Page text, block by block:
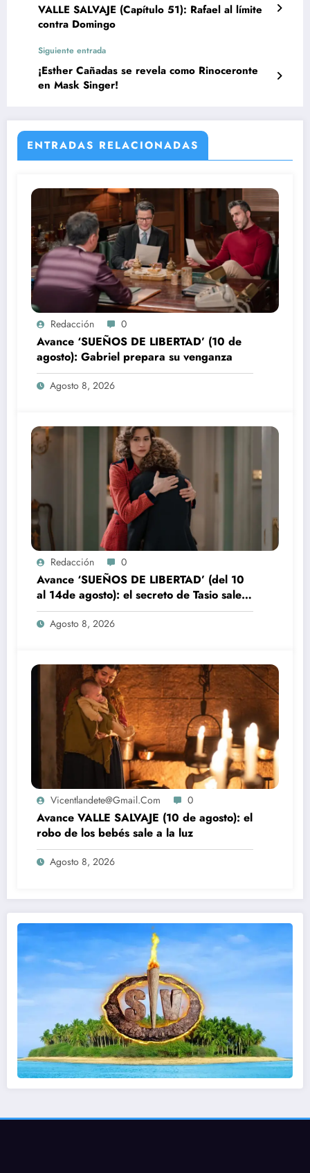
VALLE SALVAJE (Capítulo 51): Rafael al límite
contra Domingo
Siguiente entrada
¡Esther Cañadas se revela como Rinoceronte
en Mask Singer!
ENTRADAS RELACIONADAS
Redacción 0
Avance ‘SUEÑOS DE LIBERTAD’ (10 de
agosto): Gabriel prepara su venganza
Agosto 8, 2026
Redacción 0
Avance ‘SUEÑOS DE LIBERTAD’ (del 10
al 14de agosto): el secreto de Tasio sale a
la luz
Agosto 8, 2026
Vicentlandete@gmail.com 0
Avance VALLE SALVAJE (10 de agosto): el
robo de los bebés sale a la luz
Agosto 8, 2026